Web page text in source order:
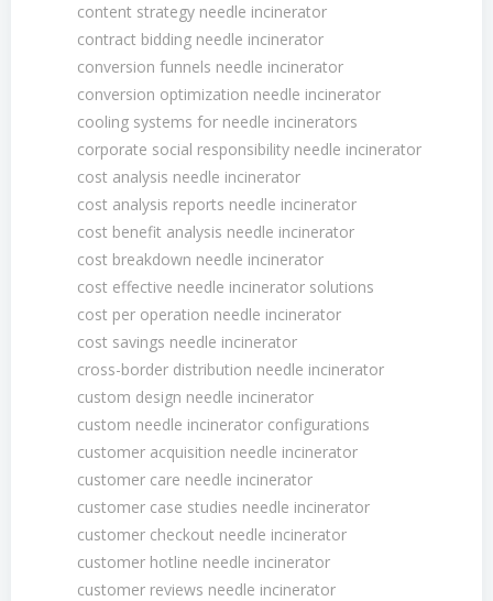
content strategy needle incinerator
contract bidding needle incinerator
conversion funnels needle incinerator
conversion optimization needle incinerator
cooling systems for needle incinerators
corporate social responsibility needle incinerator
cost analysis needle incinerator
cost analysis reports needle incinerator
cost benefit analysis needle incinerator
cost breakdown needle incinerator
cost effective needle incinerator solutions
cost per operation needle incinerator
cost savings needle incinerator
cross-border distribution needle incinerator
custom design needle incinerator
custom needle incinerator configurations
customer acquisition needle incinerator
customer care needle incinerator
customer case studies needle incinerator
customer checkout needle incinerator
customer hotline needle incinerator
customer reviews needle incinerator